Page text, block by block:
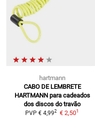
hartmann
CABO DE LEMBRETE
HARTMANN para cadeados
dos discos do travão
PVP € 4,992 € 2,501